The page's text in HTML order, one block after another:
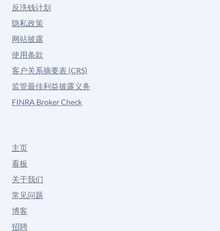
反洗钱计划
隐私政策
网站披露
使用条款
客户关系摘要表 (CRS)
监管最佳利益披露义务
FINRA Broker Check
主页
看板
关于我们
常见问题
博客
招聘